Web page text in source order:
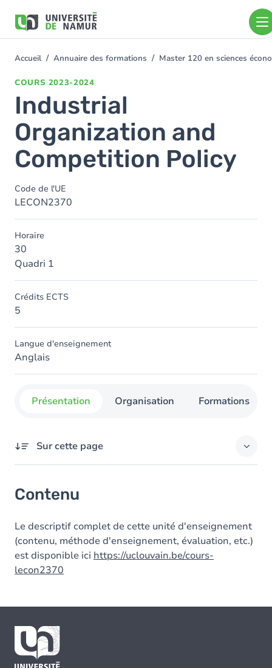
contenu
You
Accueil Annuaire des formations Master 120 en sciences
COURS 2023-2024
Industrial
Organization and
Competition Policy
Code de l'UE
LECON2370
Horaire
30
Quadri 1
Crédits ECTS
5
Langue d'enseignement
Anglais
Présentation Organisation Formations
Sur cette page
Contenu
Le descriptif complet de cette unité d'enseignement
(contenu, méthode d'enseignement, évaluation, etc.)
est disponible ici https://uclouvain.be/cours-
lecon2370